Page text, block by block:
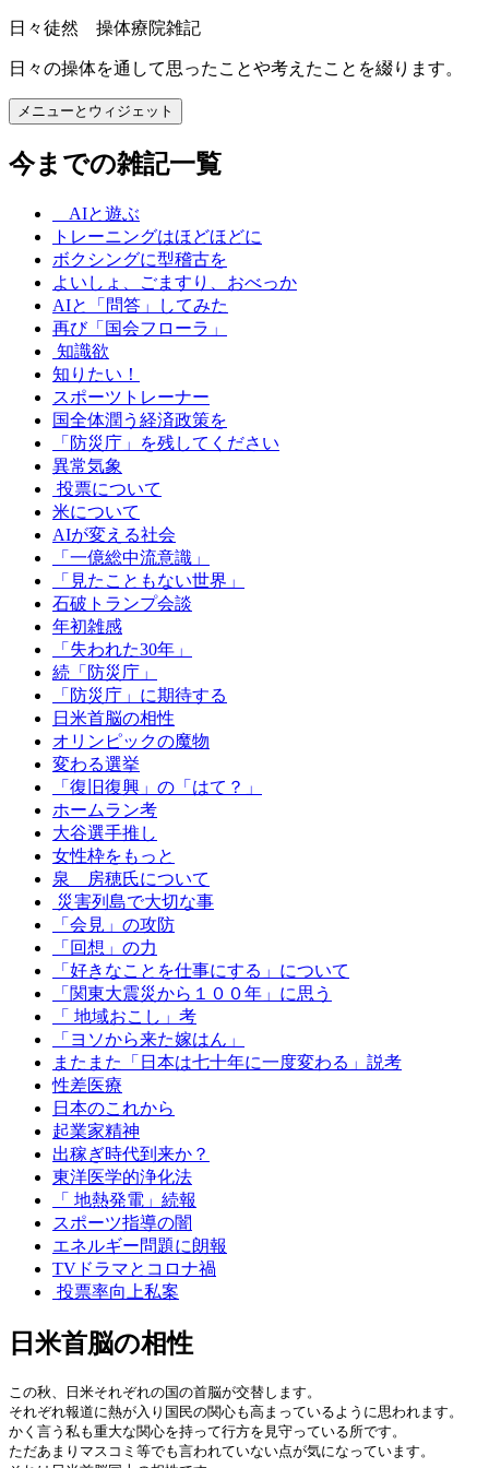
コ
テ
ン
ツ
ス
日々徒然 操体療院雑記
日々の操体を通して思ったことや考えたことを綴ります。
メニューとウィジェット
今までの雑記一覧
AIと遊ぶ
トレーニングはほどほどに
ボクシングに型稽古を
よいしょ、ごますり、おべっか
AIと「問答」してみた
再び「国会フローラ」
知識欲
知りたい！
スポーツトレーナー
国全体潤う経済政策を
「防災庁」を残してください
異常気象
投票について
米について
AIが変える社会
「一億総中流意識」
「見たこともない世界」
石破トランプ会談
年初雑感
「失われた30年」
続「防災庁」
「防災庁」に期待する
日米首脳の相性
オリンピックの魔物
変わる選挙
「復旧復興」の「はて？」
ホームラン考
大谷選手推し
女性枠をもっと
泉 房穂氏について
災害列島で大切な事
「会見」の攻防
「回想」の力
「好きなことを仕事にする」について
「関東大震災から１００年」に思う
「 地域おこし」考
「ヨソから来た嫁はん」
またまた「日本は七十年に一度変わる」説考
性差医療
日本のこれから
起業家精神
出稼ぎ時代到来か？
東洋医学的浄化法
「 地熱発電」続報
スポーツ指導の闇
エネルギー問題に朗報
TVドラマとコロナ禍
投票率向上私案
日米首脳の相性
この秋、日米それぞれの国の首脳が交替します。
それぞれ報道に熱が入り国民の関心も高まっているように思われます。
かく言う私も重大な関心を持って行方を見守っている所です。
ただあまりマスコミ等でも言われていない点が気になっています。